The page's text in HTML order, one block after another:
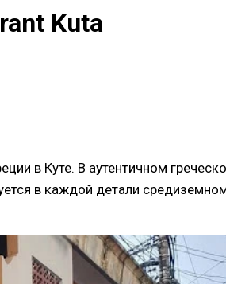
Kuta
в Куте. В аутентичном
в каждой детали